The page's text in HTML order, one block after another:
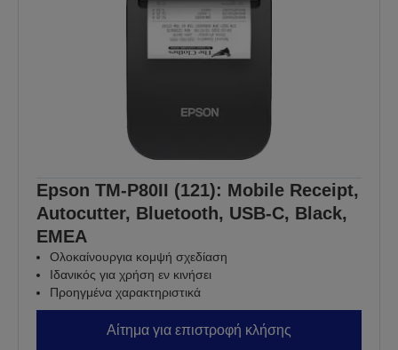
Epson TM-P80II (121): Mobile Receipt,
Autocutter, Bluetooth, USB-C, Black,
EMEA
Ολοκαίνουργια κομψή σχεδίαση
Ιδανικός για χρήση εν κινήσει
Προηγμένα χαρακτηριστικά
Αίτημα για επιστροφή κλήσης